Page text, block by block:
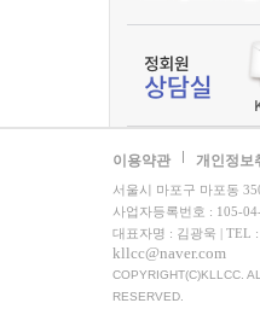
이용약관 개인정보
서울시 마포구 마포동
사업자등록번호 : 105-
대표자명 : 김광욱 | TEL
kllcc@naver.com
COPYRIGHT(C)KLLCC.
RESERVED.